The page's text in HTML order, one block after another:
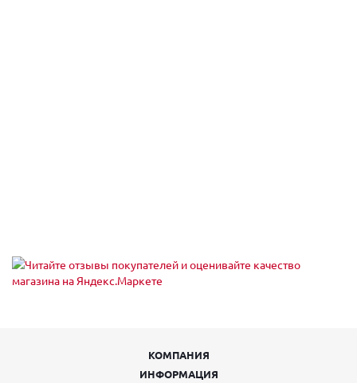
Пн,Вт,Ср,Чт,Пт,Сб,Вс (09:00 - 21:00)
Екатеринбург, проспект Академика Сахарова, 29
пн-пт 09:00-18:00; сб, вс выходной
Екатеринбург, Таганская ул., 60
КОМПАНИЯ
ИНФОРМАЦИЯ